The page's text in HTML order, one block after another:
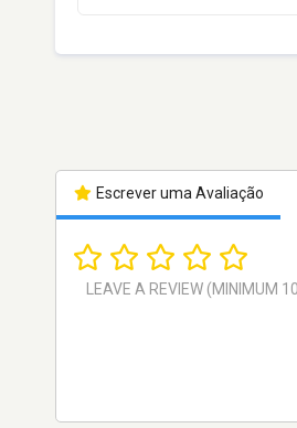
Escrever uma Avaliação